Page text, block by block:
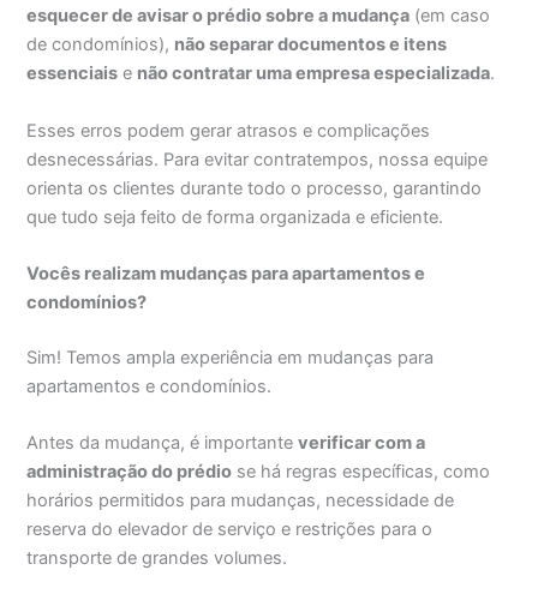
esquecer de avisar o prédio sobre a mudança (em caso
de condomínios), não separar documentos e itens
essenciais e não contratar uma empresa especializada.
Esses erros podem gerar atrasos e complicações
desnecessárias. Para evitar contratempos, nossa equipe
orienta os clientes durante todo o processo, garantindo
que tudo seja feito de forma organizada e eficiente.
Vocês realizam mudanças para apartamentos e
condomínios?
Sim! Temos ampla experiência em mudanças para
apartamentos e condomínios.
Antes da mudança, é importanteverificar com a
administração do prédio se há regras específicas, como
horários permitidos para mudanças, necessidade de
reserva do elevador de serviço e restrições para o
transporte de grandes volumes.